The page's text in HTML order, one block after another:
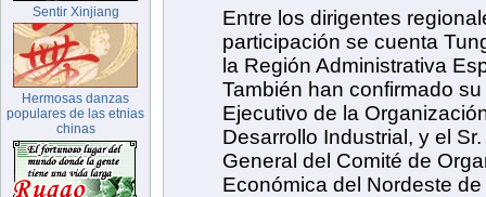
Sentir Xinjiang
Hermosas danzas
populares de las etnias
chinas
Entre los dirigentes
participación se cuenta
la Región Administrativa
También han confirmado
Ejecutivo de la
Desarrollo Industrial, y el
General del Comité de
Económica del Nordeste de